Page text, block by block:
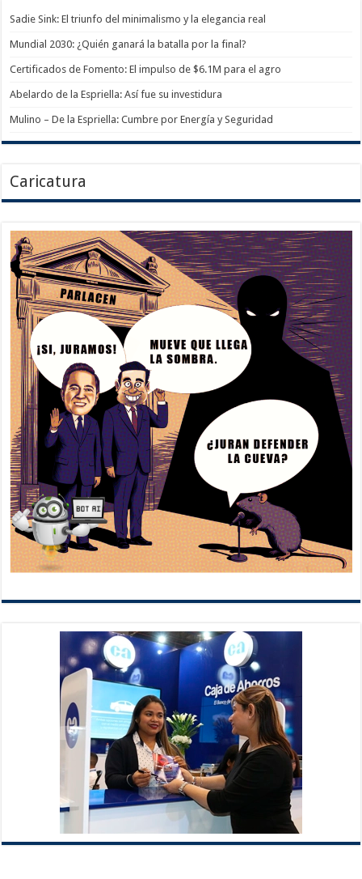
Sadie Sink: El triunfo del minimalismo y la elegancia real
Mundial 2030: ¿Quién ganará la batalla por la final?
Certificados de Fomento: El impulso de $6.1M para el agro
Abelardo de la Espriella: Así fue su investidura
Mulino – De la Espriella: Cumbre por Energía y Seguridad
Caricatura